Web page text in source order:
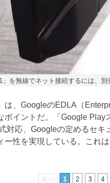
」を無線でネット接続するには、
、GoogleのEDLA（
ポイントだ。「Google Play
対応、Googleの定めるセ
ー性を実現している。これ
前へ 1 2 3 4